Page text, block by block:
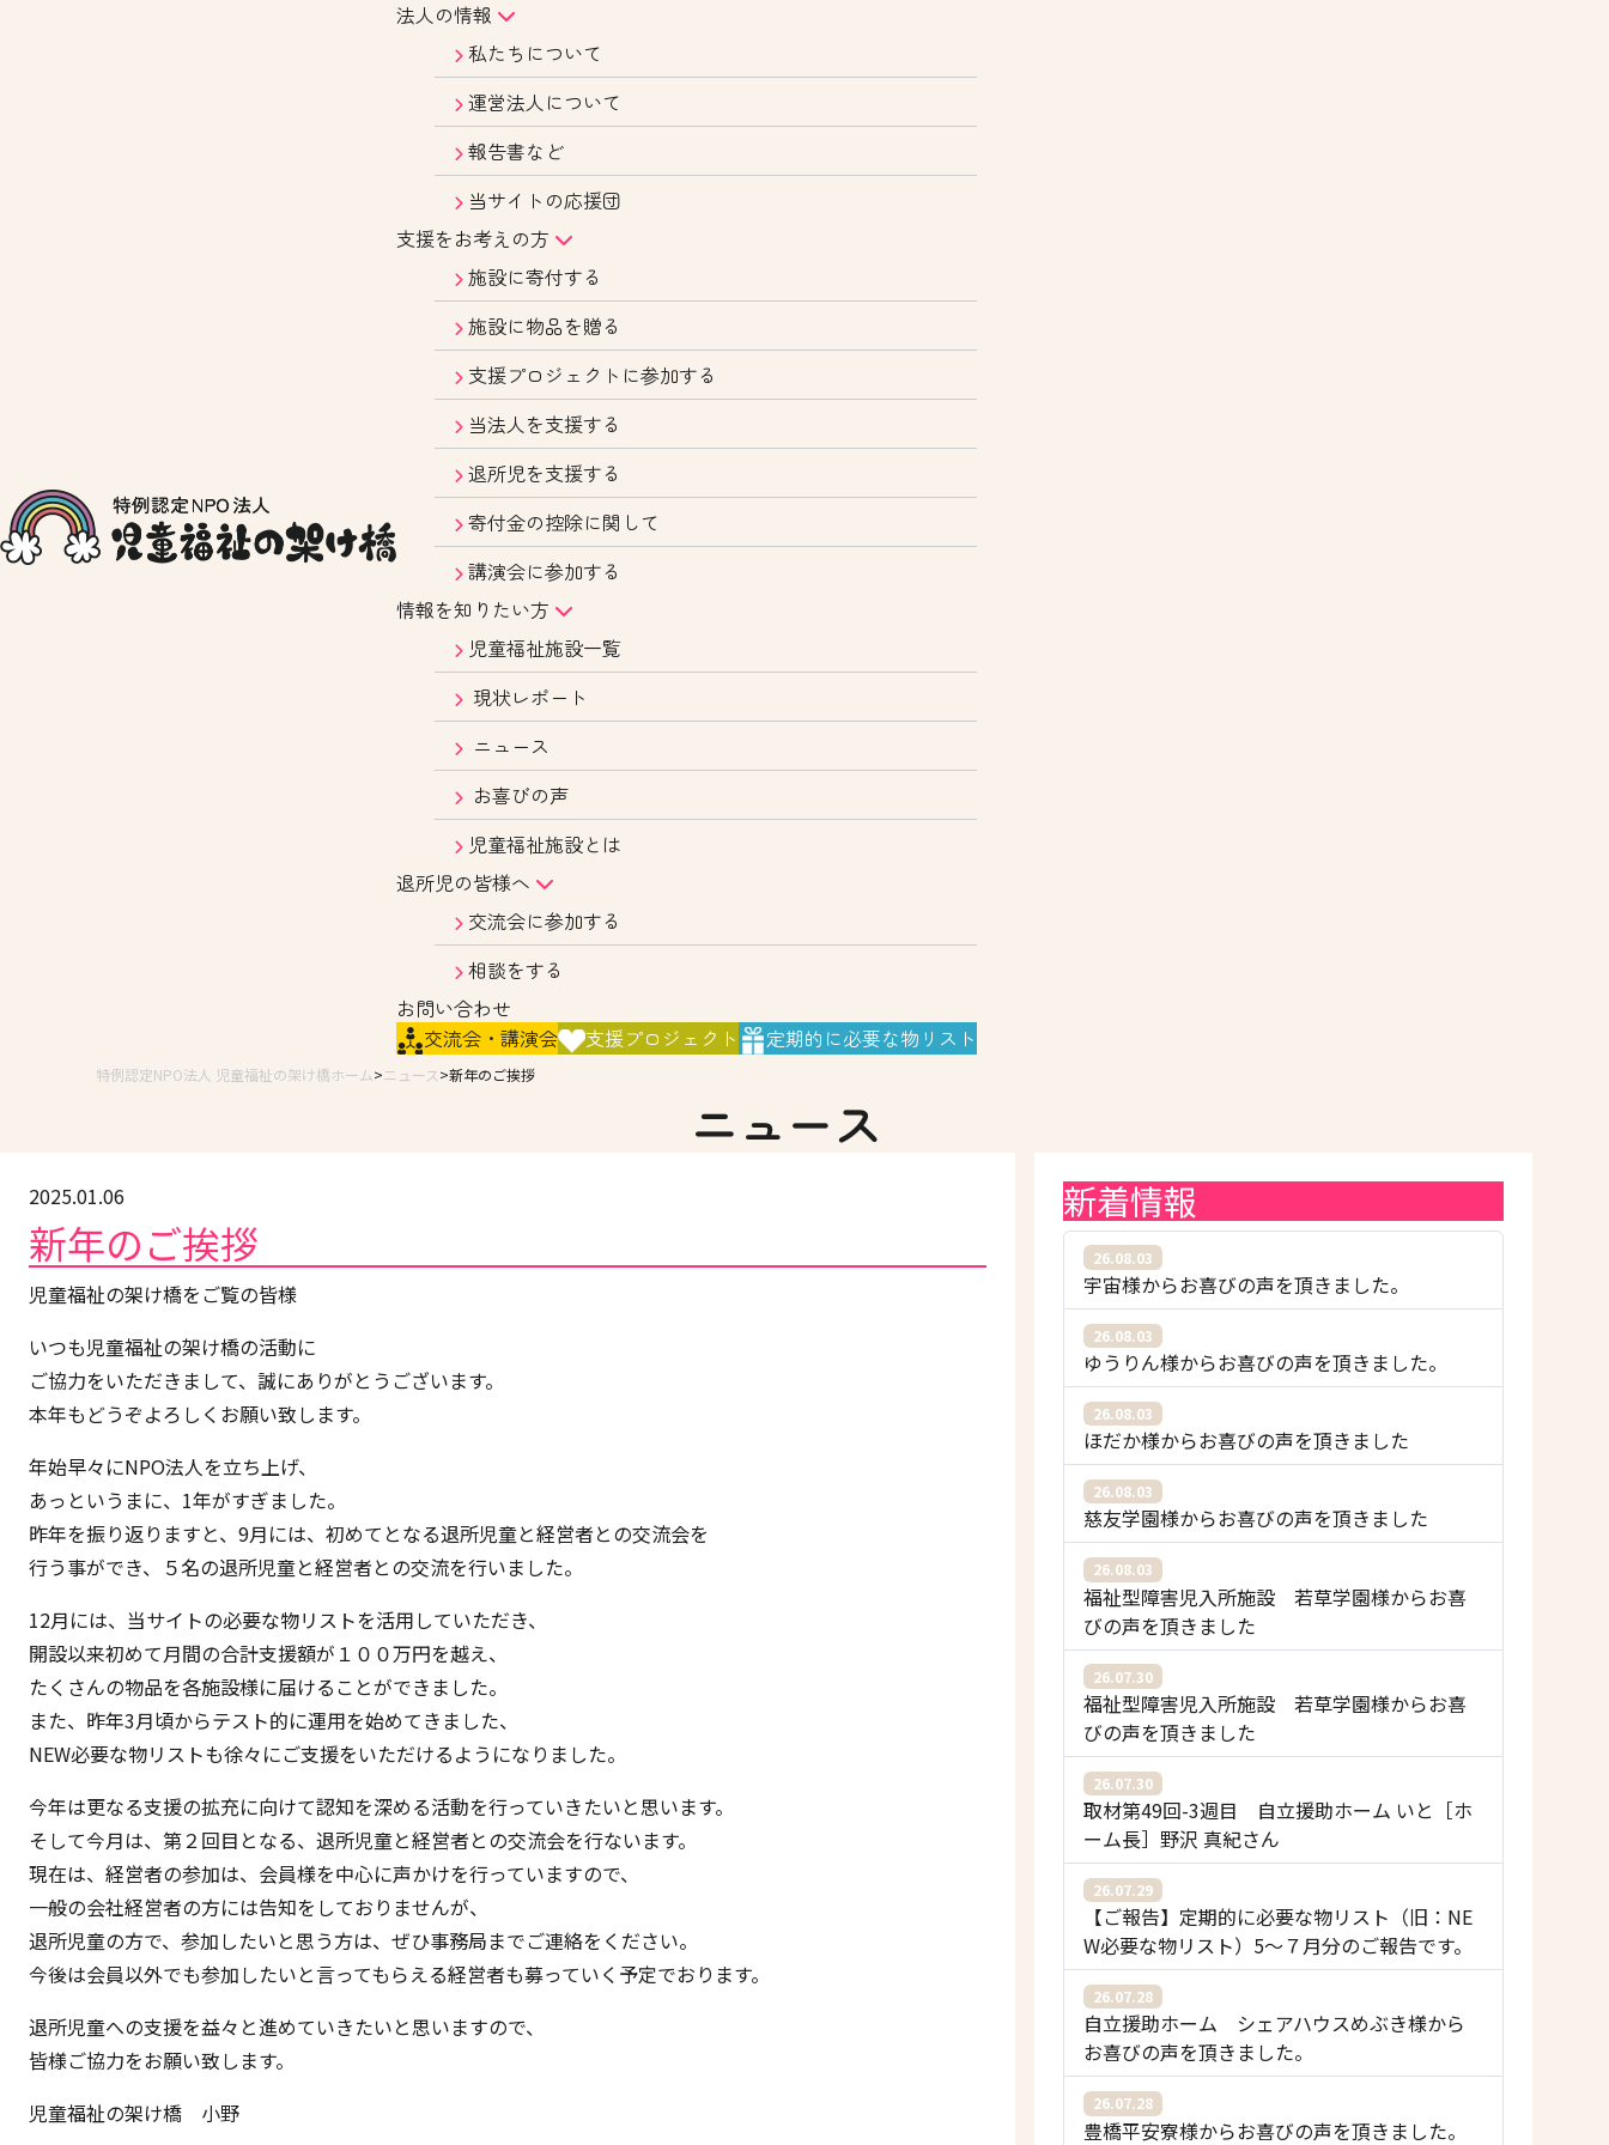
法人の情報
私たちについて
運営法人について
報告書など
当サイトの応援団
支援をお考えの方
施設に寄付する
施設に物品を贈る
支援プロジェクトに参加する
当法人を支援する
退所児を支援する
寄付金の控除に関して
講演会に参加する
情報を知りたい方
児童福祉施設一覧
現状レポート
ニュース
お喜びの声
児童福祉施設とは
退所児の皆様へ
交流会に参加する
相談をする
お問い合わせ
交流会・講演会
支援プロジェクト 定期的に必要な物リスト
特例認定NPO法人 児童福祉の架け橋ホーム ニュース 新年のご挨拶
ニュース
2025.01.06
新年のご挨拶
児童福祉の架け橋をご覧の皆様
いつも児童福祉の架け橋の活動に
ご協力をいただきまして、誠にありがとうございます。
本年もどうぞよろしくお願い致します。
年始早々にNPO法人を立ち上げ、
あっというまに、1年がすぎました。
昨年を振り返りますと、9月には、初めてとなる退所児童と経営者との交流会を
行う事ができ、５名の退所児童と経営者との交流を行いました。
12月には、当サイトの必要な物リストを活用していただき、
開設以来初めて月間の合計支援額が１００万円を越え、
たくさんの物品を各施設様に届けることができました。
また、昨年3月頃からテスト的に運用を始めてきました、
NEW必要な物リストも徐々にご支援をいただけるようになりました。
今年は更なる支援の拡充に向けて認知を深める活動を行っていきたいと思います。
そして今月は、第２回目となる、退所児童と経営者との交流会を行ないます。
現在は、経営者の参加は、会員様を中心に声かけを行っていますので、
一般の会社経営者の方には告知をしておりませんが、
退所児童の方で、参加したいと思う方は、ぜひ事務局までご連絡をください。
今後は会員以外でも参加したいと言ってもらえる経営者も募っていく予定でおります。
退所児童への支援を益々と進めていきたいと思いますので、
皆様ご協力をお願い致します。
児童福祉の架け橋 小野
新着情報
26.08.03
宇宙様からお喜びの声を頂きました。
26.08.03
ゆうりん様からお喜びの声を頂きました。
26.08.03
ほだか様からお喜びの声を頂きました
26.08.03
慈友学園様からお喜びの声を頂きました
26.08.03
福祉型障害児入所施設 若草学園様からお喜
びの声を頂きました
26.07.30
福祉型障害児入所施設 若草学園様からお喜
びの声を頂きました
26.07.30
取材第49回-3週目 自立援助ホーム いと［ホ
ーム長］野沢 真紀さん
26.07.29
【ご報告】定期的に必要な物リスト（旧：NE
W必要な物リスト）5〜７月分のご報告です。
26.07.28
自立援助ホーム シェアハウスめぶき様から
お喜びの声を頂きました。
26.07.28
豊橋平安寮様からお喜びの声を頂きました。